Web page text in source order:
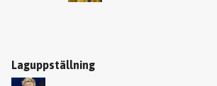
Laguppställning